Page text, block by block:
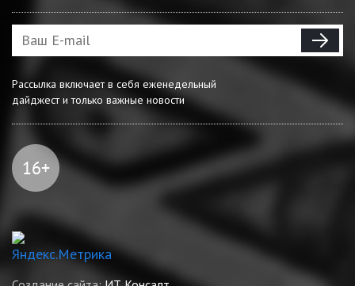
Рассылка включает в себя еженедельный
дайджест и только важные новости